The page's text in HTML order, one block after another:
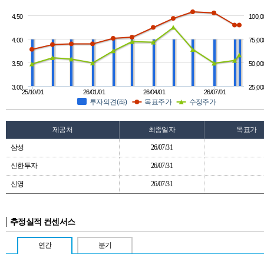
투자의견(좌) 목표주가 수정주가
26/01/01 26/07/01
25/10/01 26/04/01
3.00
3.50
4.00
4.50
제공처 최종일자 목표가
삼성 26/07/31
신한투자 26/07/31
신영 26/07/31
추정실적 컨센서스
연간 분기